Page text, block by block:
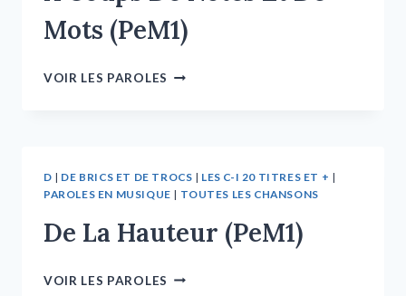
Mots (PeM1)
VOIR LES PAROLES
D | DE BRICS ET DE TROCS | LES C-I 20 TITRES ET + |
PAROLES EN MUSIQUE | TOUTES LES CHANSONS
De La Hauteur (PeM1)
VOIR LES PAROLES